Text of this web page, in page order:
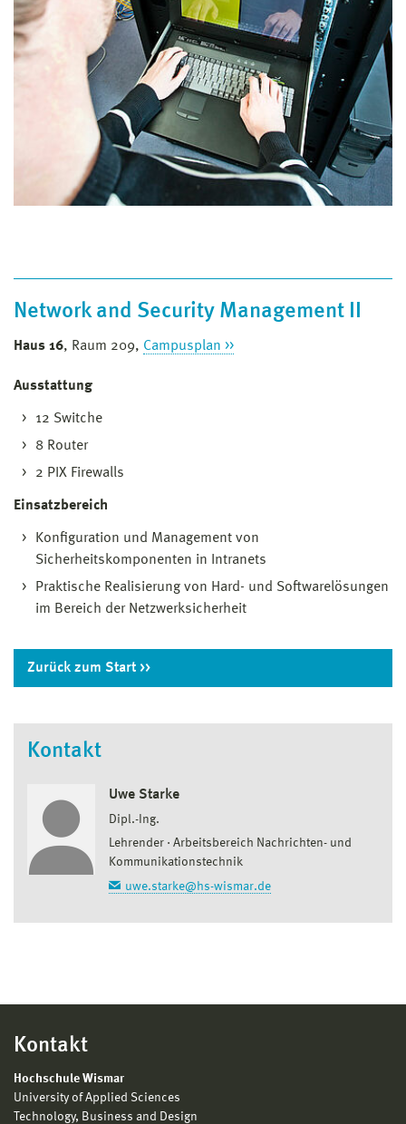
Network and Security Management II
Haus 16, Raum 209, Campusplan >>
Ausstattung
12 Switche
8 Router
2 PIX Firewalls
Einsatzbereich
Konfiguration und Management von
Sicherheitskomponenten in Intranets
Praktische Realisierung von Hard- und Softwarelösungen
im Bereich der Netzwerksicherheit
Zurück zum Start
Kontakt
Uwe Starke
Dipl.-Ing.
Lehrender
Arbeitsbereich Nachrichten- und
Kommunikationstechnik
uwe.starke@hs-wismar.de
Kontakt
Hochschule Wismar
University of Applied Sciences
Technology, Business and Design